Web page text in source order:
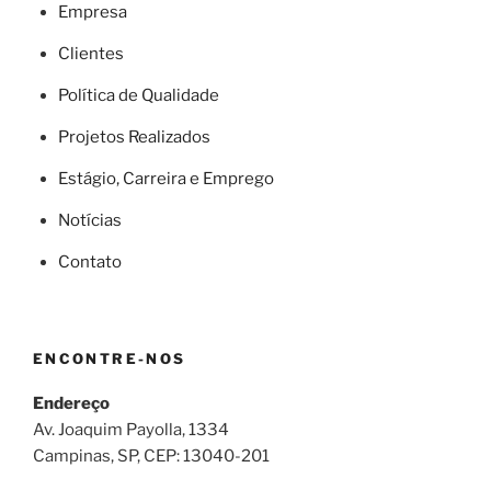
Empresa
Clientes
Política de Qualidade
Projetos Realizados
Estágio, Carreira e Emprego
Notícias
Contato
ENCONTRE-NOS
Endereço
Av. Joaquim Payolla, 1334
Campinas, SP, CEP: 13040-201